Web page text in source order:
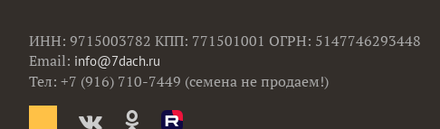
ИНН: 9715003782 КПП: 771501001 ОГРН: 5147746293448
Email: info@7dach.ru
Тел: +7 (916) 710-7449 (семена не продаем!)